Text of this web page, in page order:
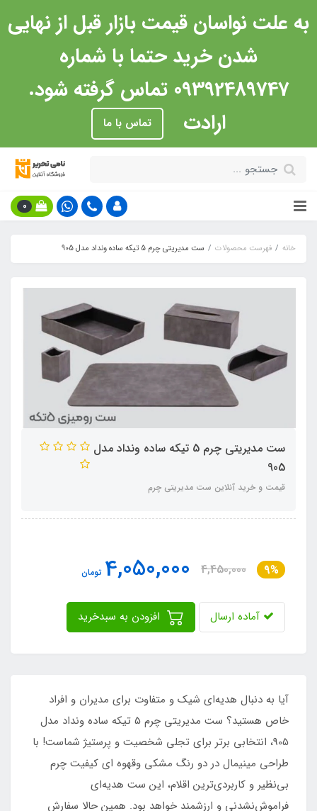
به علت نواسان قیمت بازار قبل از نهایی
شدن خرید حتما با شماره
09392489747 تماس گرفته شود.
ارادت
تماس با ما
0
خانه فهرست محصولات ست مدیریتی چرم 5 تیکه ساده ونداد مدل 905
ست مدیریتی چرم 5 تیکه ساده ونداد مدل
905
قیمت و خرید آنلاین ست مدیریتی چرم
9%
4,450,000
4,050,000 تومان
آماده ارسال
آیا به دنبال هدیه‌ای شیک و متفاوت برای مدیران و افراد
خاص هستید؟ ست مدیریتی چرم 5 تیکه ساده ونداد مدل
905، انتخابی برتر برای تجلی شخصیت و پرستیژ شماست! با
طراحی مینیمال در دو رنگ مشکی وقهوه ای کیفیت چرم
بی‌نظیر و کاربردی‌ترین اقلام، این ست هدیه‌ای
فراموش‌نشدنی و ارزشمند خواهد بود. همین حالا سفارش